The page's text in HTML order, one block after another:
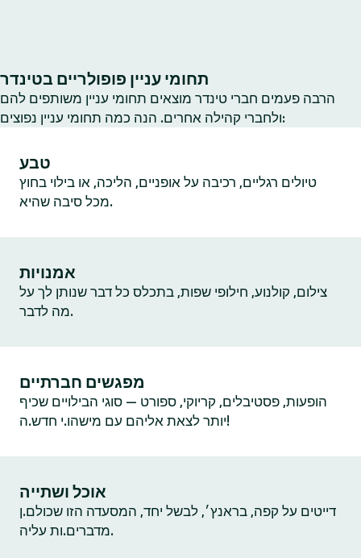
תחומי עניין פופולריים בטינדר
הרבה פעמים חברי טינדר מוצאים תחומי עניין משותפים להם
ולחברי קהילה אחרים. הנה כמה תחומי עניין נפוצים:
טבע
טיולים רגליים, רכיבה על אופניים, הליכה, או בילוי בחוץ
מכל סיבה שהיא.
אמנויות
צילום, קולנוע, חילופי שפות, בתכלס כל דבר שנותן לך על
מה לדבר.
מפגשים חברתיים
הופעות, פסטיבלים, קריוקי, ספורט — סוגי הבילויים שכיף
יותר לצאת אליהם עם מישהו.י חדש.ה!
אוכל ושתייה
דייטים על קפה, בראנץ׳, לבשל יחד, המסעדה הזו שכולם.ן
מדברים.ות עליה.